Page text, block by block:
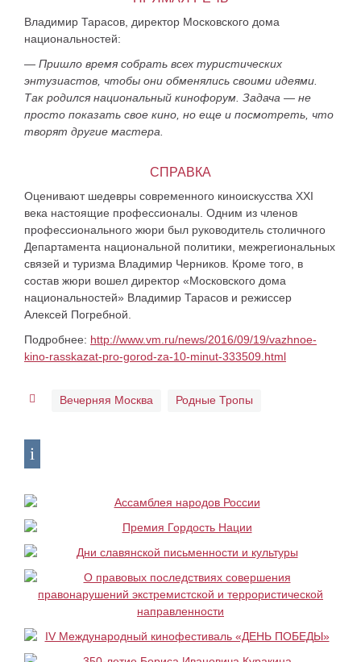
Владимир Тарасов, директор Московского дома
национальностей:
— Пришло время собрать всех туристических
энтузиастов, чтобы они обменялись своими идеями.
Так родился национальный кинофорум. Задача — не
просто показать свое кино, но еще и посмотреть, что
творят другие мастера.
СПРАВКА
Оценивают шедевры современного киноискусства XXI
века настоящие профессионалы. Одним из членов
профессионального жюри был руководитель столичного
Департамента национальной политики, межрегиональных
связей и туризма Владимир Черников. Кроме того, в
состав жюри вошел директор «Московского дома
национальностей» Владимир Тарасов и режиссер
Алексей Погребной.
Подробнее: http://www.vm.ru/news/2016/09/19/vazhnoe-
kino-rasskazat-pro-gorod-za-10-minut-333509.html
Вечерняя Москва Родные Тропы